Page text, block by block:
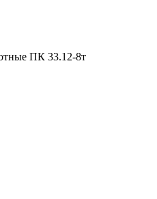
ПК 33.12-8т